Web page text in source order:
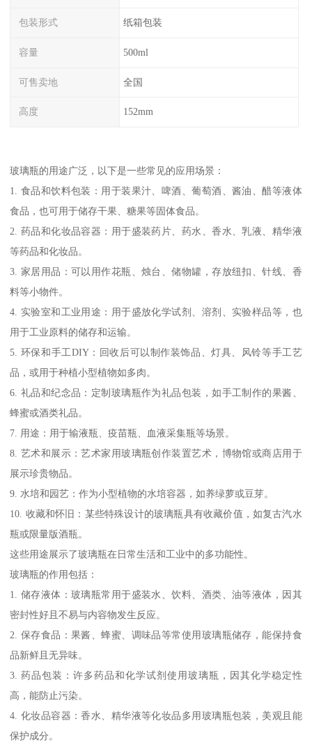
包装形式 纸箱包装
容量 500ml
可售卖地 全国
高度 152mm
玻璃瓶的用途广泛，以下是一些常见的应用场景：
1. 食品和饮料包装：用于装果汁、啤酒、葡萄酒、酱油、醋等液体
食品，也可用于储存干果、糖果等固体食品。
2. 药品和化妆品容器：用于盛装药片、药水、香水、乳液、精华液
等药品和化妆品。
3. 家居用品：可以用作花瓶、烛台、储物罐，存放纽扣、针线、香
料等小物件。
4. 实验室和工业用途：用于盛放化学试剂、溶剂、实验样品等，也
用于工业原料的储存和运输。
5. 环保和手工DIY：回收后可以制作装饰品、灯具、风铃等手工艺
品，或用于种植小型植物如多肉。
6. 礼品和纪念品：定制玻璃瓶作为礼品包装，如手工制作的果酱、
蜂蜜或酒类礼品。
7. 用途：用于输液瓶、疫苗瓶、血液采集瓶等场景。
8. 艺术和展示：艺术家用玻璃瓶创作装置艺术，博物馆或商店用于
展示珍贵物品。
9. 水培和园艺：作为小型植物的水培容器，如养绿萝或豆芽。
10. 收藏和怀旧：某些特殊设计的玻璃瓶具有收藏价值，如复古汽水
瓶或限量版酒瓶。
这些用途展示了玻璃瓶在日常生活和工业中的多功能性。
玻璃瓶的作用包括：
1. 储存液体：玻璃瓶常用于盛装水、饮料、酒类、油等液体，因其
密封性好且不易与内容物发生反应。
2. 保存食品：果酱、蜂蜜、调味品等常使用玻璃瓶储存，能保持食
品新鲜且无异味。
3. 药品包装：许多药品和化学试剂使用玻璃瓶，因其化学稳定性
高，能防止污染。
4. 化妆品容器：香水、精华液等化妆品多用玻璃瓶包装，美观且能
保护成分。